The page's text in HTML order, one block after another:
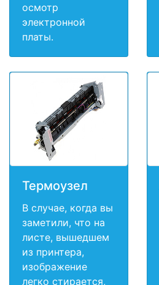
осмотр
электронной
платы.
Термоузел
В случае, когда вы
заметили, что на
листе, вышедшем
из принтера,
изображение
легко стирается,